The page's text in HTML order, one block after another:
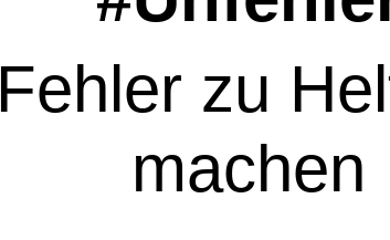
Fehler zu
machen